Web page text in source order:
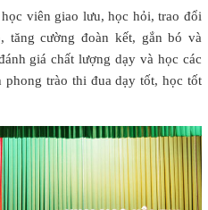
viên giao lưu, học hỏi, trao đổi
tăng cường đoàn kết, gắn bó và
giá chất lượng dạy và học các
trào thi đua dạy tốt, học tốt